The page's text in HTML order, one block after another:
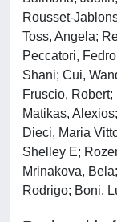
Rousset-
Toss, Angela;
Peccatori,
Shani; Cui,
Fruscio,
Matikas,
Dieci, Maria
Shelley E;
Mrinakova,
Rodrigo; Boni,